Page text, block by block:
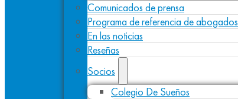
Comunicados de prensa
Programa de referencia de abogados
En las noticias
Reseñas
Socios
Colegio De Sueños